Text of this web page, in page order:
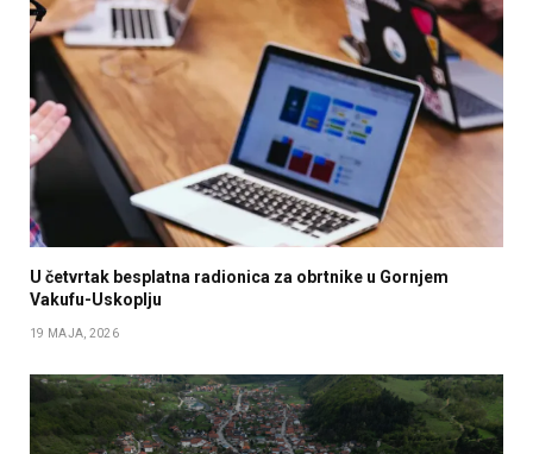
U četvrtak besplatna radionica za obrtnike u Gornjem
Vakufu-Uskoplju
19 MAJA, 2026